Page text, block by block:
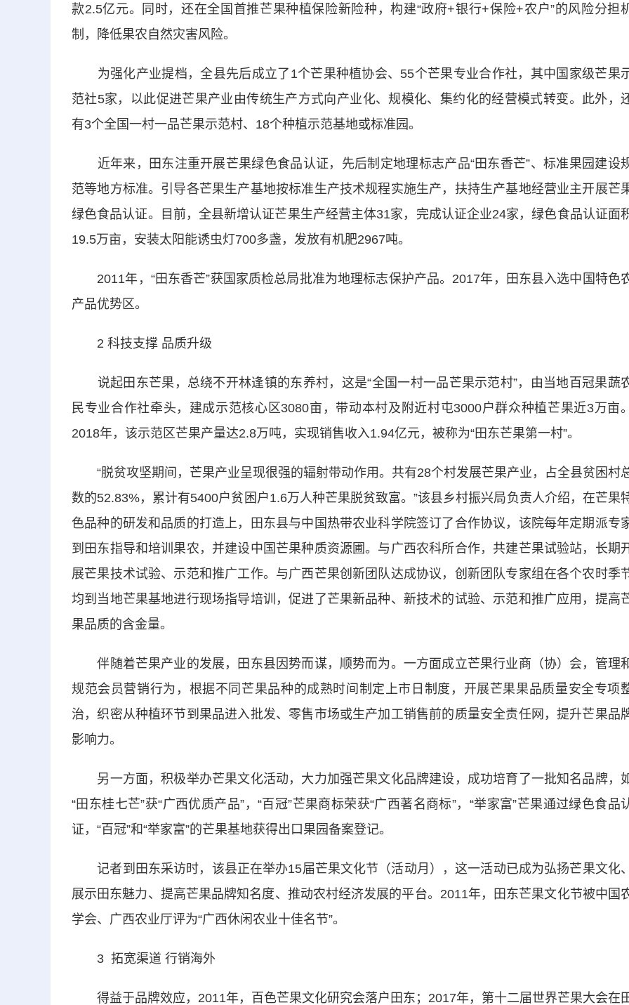
款2.5亿元。同时，还在全国首推芒果种植保险新险种，构建“政府+银行+保险+农户”的风险分担
制，降低果农自然灾害风险。
为强化产业提档，全县先后成立了1个芒果种植协会、55个芒果专业合作社，其中国家级芒果
范社5家，以此促进芒果产业由传统生产方式向产业化、规模化、集约化的经营模式转变。此外，
有3个全国一村一品芒果示范村、18个种植示范基地或标准园。
近年来，田东注重开展芒果绿色食品认证，先后制定地理标志产品“田东香芒”、标准果园建设
范等地方标准。引导各芒果生产基地按标准生产技术规程实施生产，扶持生产基地经营业主开展芒
绿色食品认证。目前，全县新增认证芒果生产经营主体31家，完成认证企业24家，绿色食品认证面
19.5万亩，安装太阳能诱虫灯700多盏，发放有机肥2967吨。
2011年，“田东香芒”获国家质检总局批准为地理标志保护产品。2017年，田东县入选中国特色
产品优势区。
2 科技支撑 品质升级
说起田东芒果，总绕不开林逢镇的东养村，这是“全国一村一品芒果示范村”，由当地百冠果蔬
民专业合作社牵头，建成示范核心区3080亩，带动本村及附近村屯3000户群众种植芒果近3万亩。
2018年，该示范区芒果产量达2.8万吨，实现销售收入1.94亿元，被称为“田东芒果第一村”。
“脱贫攻坚期间，芒果产业呈现很强的辐射带动作用。共有28个村发展芒果产业，占全县贫困村
数的52.83%，累计有5400户贫困户1.6万人种芒果脱贫致富。”该县乡村振兴局负责人介绍，在芒果
色品种的研发和品质的打造上，田东县与中国热带农业科学院签订了合作协议，该院每年定期派专
到田东指导和培训果农，并建设中国芒果种质资源圃。与广西农科所合作，共建芒果试验站，长期
展芒果技术试验、示范和推广工作。与广西芒果创新团队达成协议，创新团队专家组在各个农时季
均到当地芒果基地进行现场指导培训，促进了芒果新品种、新技术的试验、示范和推广应用，提高
果品质的含金量。
伴随着芒果产业的发展，田东县因势而谋，顺势而为。一方面成立芒果行业商（协）会，管理
规范会员营销行为，根据不同芒果品种的成熟时间制定上市日制度，开展芒果果品质量安全专项
治，织密从种植环节到果品进入批发、零售市场或生产加工销售前的质量安全责任网，提升芒果品
影响力。
另一方面，积极举办芒果文化活动，大力加强芒果文化品牌建设，成功培育了一批知名品牌，
“田东桂七芒”获“广西优质产品”，“百冠”芒果商标荣获“广西著名商标”，“举家富”芒果通过绿色食品
证，“百冠”和“举家富”的芒果基地获得出口果园备案登记。
记者到田东采访时，该县正在举办15届芒果文化节（活动月），这一活动已成为弘扬芒果文化、
展示田东魅力、提高芒果品牌知名度、推动农村经济发展的平台。2011年，田东芒果文化节被中国
学会、广西农业厅评为“广西休闲农业十佳名节”。
3 拓宽渠道 行销海外
得益于品牌效应，2011年，百色芒果文化研究会落户田东；2017年，第十二届世界芒果大会在